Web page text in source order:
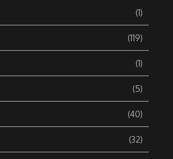
(1)
(119)
(1)
(5)
(40)
(32)